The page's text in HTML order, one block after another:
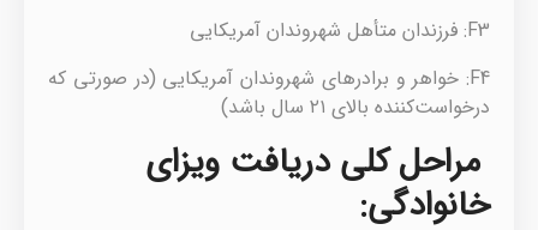
F3: فرزندان متأهل شهروندان آمریکایی
F4: خواهر و برادرهای شهروندان آمریکایی (در صورتی که
درخواست‌کننده بالای ۲۱ سال باشد)
مراحل کلی دریافت ویزای
خانوادگی: